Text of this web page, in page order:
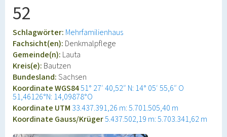
52
Schlagwörter: Mehrfamilienhaus
Fachsicht(en): Denkmalpflege
Gemeinde(n): Lauta
Kreis(e): Bautzen
Bundesland:Sachsen
Koordinate WGS8451° 27′ 40,52″ N: 14° 05′ 55,6″ O
51,46126°N: 14,09878°O
Koordinate UTM 33.437.391,26 m: 5.701.505,40 m
Koordinate Gauss/Krüger5.437.502,19 m: 5.703.341,62 m